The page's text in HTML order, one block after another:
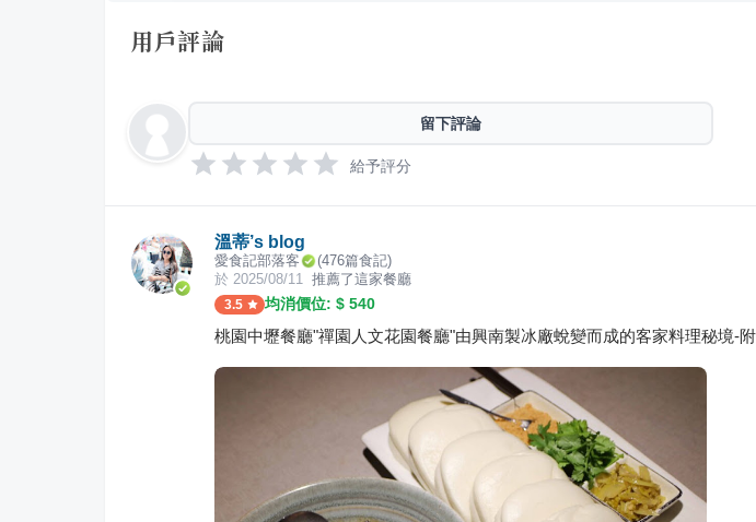
用戶評論
留下評論
給予評分
溫蒂’s blog
愛食記部落客 (476篇食記)
於 2025/08/11 推薦了這家餐廳
3.5 均消價位: $ 540
桃園中壢餐廳"禪園人文花園餐廳"由興南製冰廠蛻變而成的客家料理秘境-